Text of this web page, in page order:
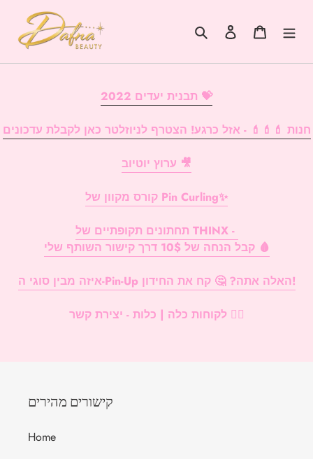
לחפש התחברותעֲגָלָה
תבנית יעדים 2022 💝
חנות 💄💄💄 - אזל כרגע! הצטרף לניוזלטר כאן לקבלת עדכונים
ערוץ יוטיוב 🎥
קורס מקוון של Pin Curling✨
תחתונים תקופתיים של THINX -
קבל הנחה של 10$ דרך קישור השותף שלי 🩸
איזה מבין סוגי ה-Pin-Up האלה אתה? 🤔 קח את החידון!
לקוחות כלה | כלות - יצירת קשר 👰‍♀️
קישורים מהירים
Home